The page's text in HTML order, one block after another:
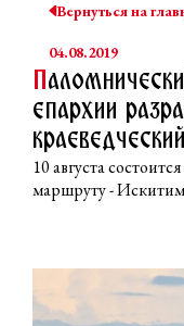
Вернуться на
04.08.2019
П
епархии
10 августа
маршруту -